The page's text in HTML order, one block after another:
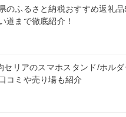
のふるさと納税おすすめ返礼
道まで徹底紹介！
セリアのスマホスタンド/ホル
コミや売り場も紹介